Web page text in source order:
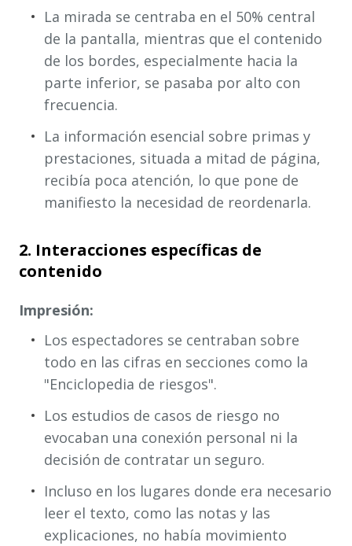
La mirada se centraba en el 50% central
de la pantalla, mientras que el contenido
de los bordes, especialmente hacia la
parte inferior, se pasaba por alto con
frecuencia.
La información esencial sobre primas y
prestaciones, situada a mitad de página,
recibía poca atención, lo que pone de
manifiesto la necesidad de reordenarla.
2. Interacciones específicas de
contenido
Impresión:
Los espectadores se centraban sobre
todo en las cifras en secciones como la
"Enciclopedia de riesgos".
Los estudios de casos de riesgo no
evocaban una conexión personal ni la
decisión de contratar un seguro.
Incluso en los lugares donde era necesario
leer el texto, como las notas y las
explicaciones, no había movimiento